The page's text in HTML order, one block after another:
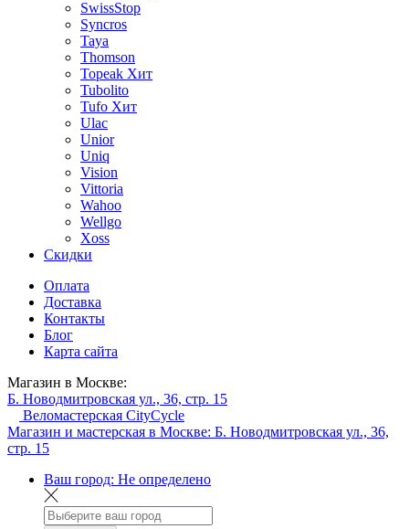
SwissStop
Syncros
Taya
Thomson
Topeak Хит
Tubolito
Tufo Хит
Ulac
Unior
Uniq
Vision
Vittoria
Wahoo
Wellgo
Xoss
Скидки
Оплата
Доставка
Контакты
Блог
Карта сайта
Магазин в Москве:
Б. Новодмитровская ул., 36, стр. 15
Веломастерская CityCycle
Магазин и мастерская в Москве: Б. Новодмитровская ул., 36,
стр. 15
Ваш город: Не определено